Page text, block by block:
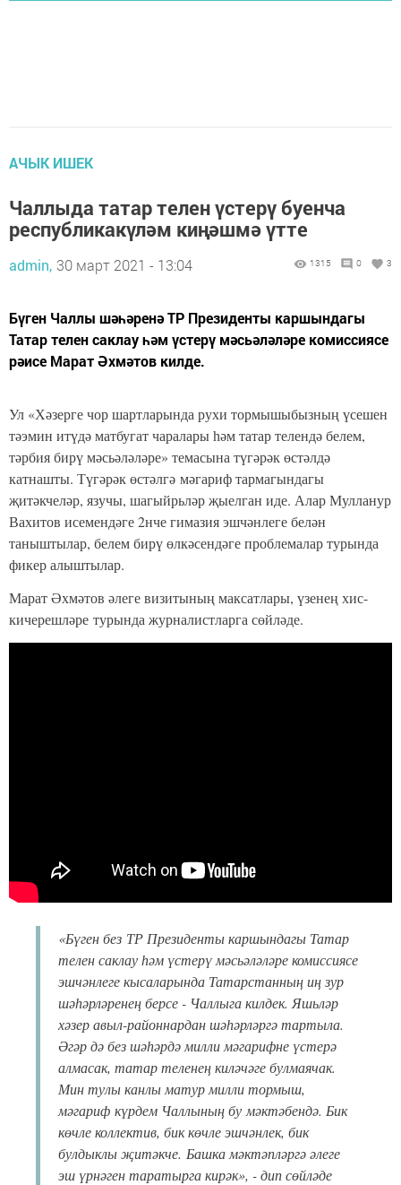
АЧЫК ИШЕК
Чаллыда татар телен үстерү буенча
республикакүләм киңәшмә үтте
admin, 30 март 2021 - 13:04 1315 0 3
Бүген Чаллы шәһәренә ТР Президенты каршындагы
Татар телен саклау һәм үстерү мәсьәләләре комиссиясе
рәисе Марат Әхмәтов килде.
Ул «Хәзерге чор шартларында рухи тормышыбызның үсешен
тәэмин итүдә матбугат чаралары һәм татар телендә белем,
тәрбия бирү мәсьәләләре» темасына түгәрәк өстәлдә
катнашты. Түгәрәк өстәлгә мәгариф тармагындагы
җитәкчеләр, язучы, шагыйрьләр җыелган иде. Алар Мулланур
Вахитов исемендәге 2нче гимазия эшчәнлеге белән
таныштылар, белем бирү өлкәсендәге проблемалар турында
фикер алыштылар.
Марат Әхмәтов әлеге визитының максатлары, үзенең хис-
кичерешләре турында журналистларга сөйләде.
«Бүген без ТР Президенты каршындагы Татар
телен саклау һәм үстерү мәсьәләләре комиссиясе
эшчәнлеге кысаларында Татарстанның иң зур
шәһәрләренең берсе - Чаллыга килдек. Яшьләр
хәзер авыл-районнардан шәһәрләргә тартыла.
Әгәр дә без шәһәрдә милли мәгарифне үстерә
алмасак, татар теленең киләчәге булмаячак.
Мин тулы канлы матур милли тормыш,
мәгариф күрдем Чаллының бу мәктәбендә. Бик
көчле коллектив, бик көчле эшчәнлек, бик
булдыклы җитәкче. Башка мәктәпләргә әлеге
эш үрнәген таратырга кирәк», - дип сөйләде